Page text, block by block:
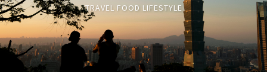
TRAVEL FOOD LIFESTYLE